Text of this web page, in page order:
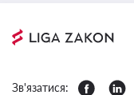
Зв'язатися: